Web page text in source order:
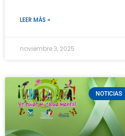
LEER MÁS »
noviembre 3, 2025
NOTICIAS